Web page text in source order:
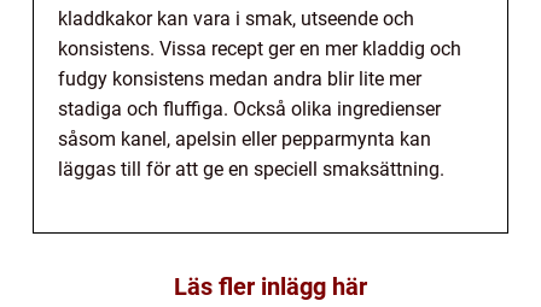
kladdkakor kan vara i smak, utseende och
konsistens. Vissa recept ger en mer kladdig och
fudgy konsistens medan andra blir lite mer
stadiga och fluffiga. Också olika ingredienser
såsom kanel, apelsin eller pepparmynta kan
läggas till för att ge en speciell smaksättning.
Läs fler inlägg här